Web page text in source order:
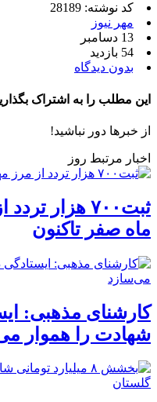
کد نوشته: 28189
مهر نیوز
13 دسامبر
54 بازدید
بدون دیدگاه
این مطلب را به اشتراک
از خبرها دور نباشید!
اخبار مرتبط روز
ثبت۷۰۰ هزار
ماه صفر تاکنون
کارشنای مذهبی:
شهادت را هموار